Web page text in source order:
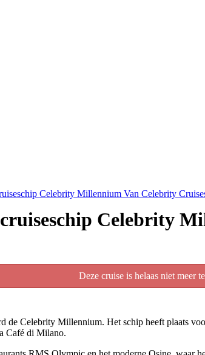
Celebrity Millennium Van Celebrity
Celebrity
Deze cruise is helaas niet meer
de Celebrity Millennium. Het schip heeft plaats
Café di Milano.